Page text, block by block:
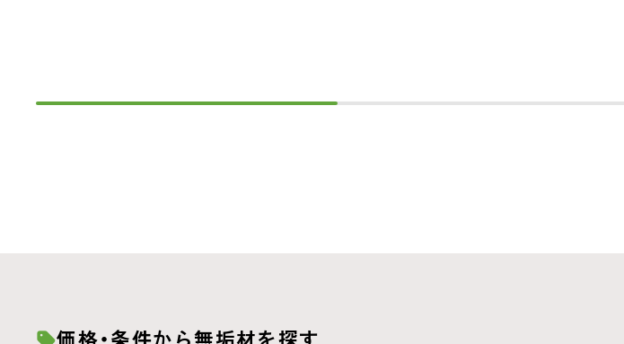
価格・条件から無垢材を探す